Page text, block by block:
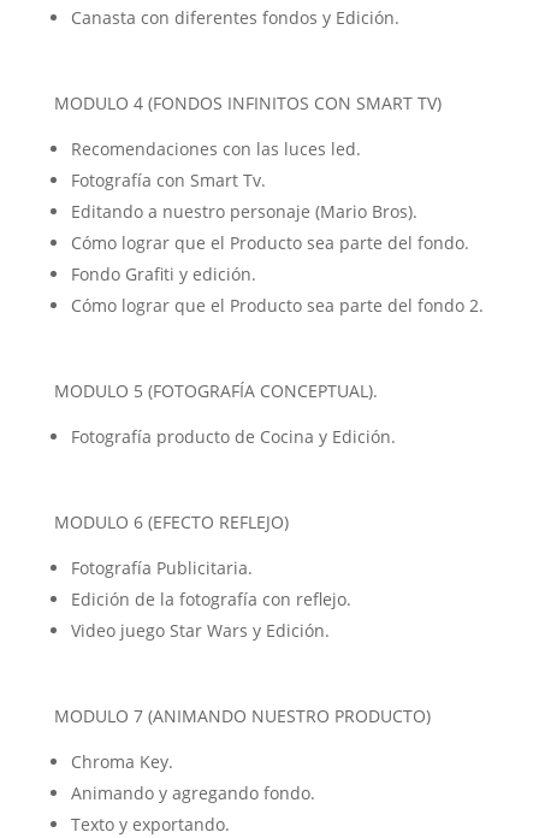
Canasta con diferentes fondos y Edición.
MODULO 4 (FONDOS INFINITOS CON SMART TV)
Recomendaciones con las luces led.
Fotografía con Smart Tv.
Editando a nuestro personaje (Mario Bros).
Cómo lograr que el Producto sea parte del fondo.
Fondo Grafiti y edición.
Cómo lograr que el Producto sea parte del fondo 2.
MODULO 5 (FOTOGRAFÍA CONCEPTUAL).
Fotografía producto de Cocina y Edición.
MODULO 6 (EFECTO REFLEJO)
Fotografía Publicitaria.
Edición de la fotografía con reflejo.
Video juego Star Wars y Edición.
MODULO 7 (ANIMANDO NUESTRO PRODUCTO)
Chroma Key.
Animando y agregando fondo.
Texto y exportando.